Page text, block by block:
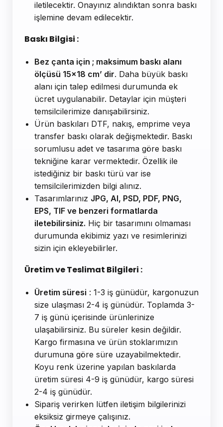
iletilecektir. Onayınız alındıktan sonra baskı
işlemine devam edilecektir.
Baskı Bilgisi :
Bez çanta için ; maksimum baskı alanı
ölçüsü 15x18 cm’ dir. Daha büyük baskı
alanı için talep edilmesi durumunda ek
ücret uygulanabilir. Detaylar için müşteri
temsilcilerimize danışabilirsiniz.
Ürün baskıları DTF, nakış, emprime veya
transfer baskı olarak değişmektedir. Baskı
sorumlusu adet ve tasarıma göre baskı
tekniğine karar vermektedir. Özellik ile
istediğiniz bir baskı türü var ise
temsilcilerimizden bilgi alınız.
Tasarımlarınız JPG, AI, PSD, PDF, PNG,
EPS, TIF ve benzeri formatlarda
iletebilirsiniz. Hiç bir tasarımını olmaması
durumunda ekibimiz yazı ve resimlerinizi
sizin için ekleyebilirler.
Üretim ve Teslimat Bilgileri :
Üretim süresi : 1-3 iş günüdür, kargonuzun
size ulaşması 2-4 iş günüdür. Toplamda 3-
7 iş günü içerisinde ürünlerinize
ulaşabilirsiniz. Bu süreler kesin değildir.
Kargo firmasına ve ürün stoklarımızın
durumuna göre süre uzayabilmektedir.
Koyu renk üzerine yapılan baskılarda
üretim süresi 4-9 iş günüdür, kargo süresi
2-4 iş günüdür.
Sipariş verirken lütfen iletişim bilgilerinizi
eksiksiz girmeye çalışınız.